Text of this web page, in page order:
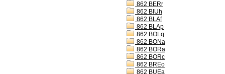
862 BERr
862 BIUh
862 BLAf
862 BLAp
862 BOLq
862 BONa
862 BORa
862 BORc
862 BREo
862 BUEa